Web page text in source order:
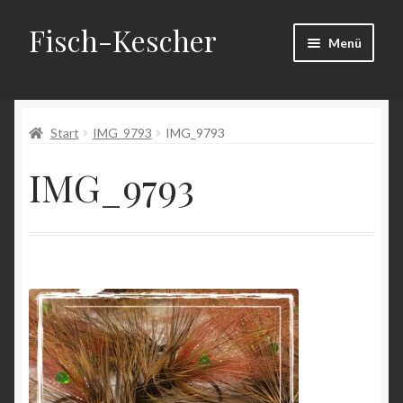
Zur
Navigation
Zum
Inhalt
Fisch-Kescher Menü
AGB
Datenschutzerklärung
Echtheit von Bewertungen
Kasse
Mein Konto
Start IMG_9793 IMG_9793
IMG_9793